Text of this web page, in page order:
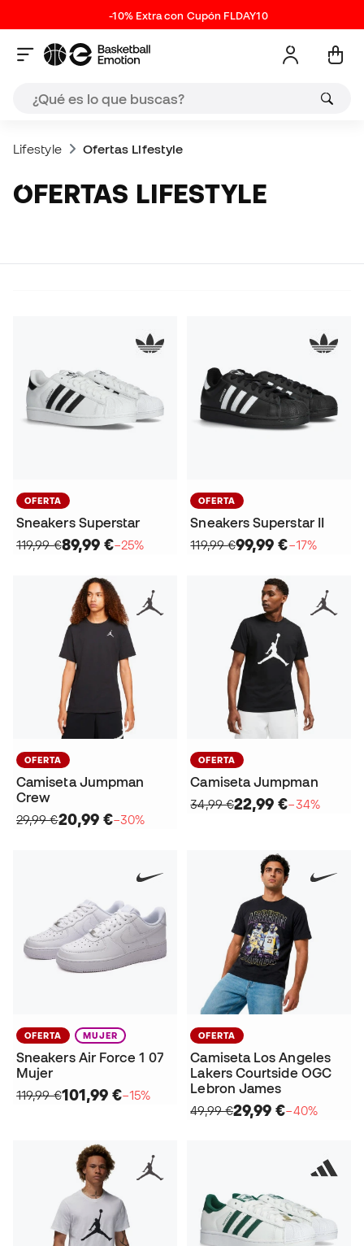
-10% Extra con Cupón FLDAY10
Lifestyle Ofertas Lifestyle
OFERTAS LIFESTYLE
OFERTA
Sneakers Superstar
119,99 €89,99 €−25%
OFERTA
Sneakers Superstar II
119,99 €99,99 €−17%
OFERTA
Camiseta Jumpman
Crew
29,99 €20,99 €−30%
OFERTA
Camiseta Jumpman
34,99 €22,99 €−34%
OFERTA MUJER
Sneakers Air Force 1 07
Mujer
119,99 €101,99 €−15%
OFERTA
Camiseta Los Angeles
Lakers Courtside OGC
Lebron James
49,99 €29,99 €−40%